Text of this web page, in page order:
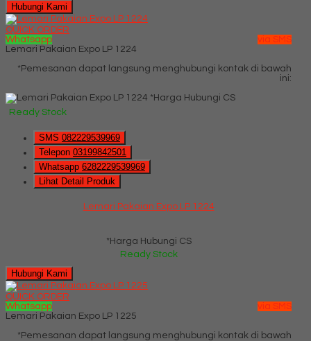
Hubungi Kami
QUICK ORDER
Whatsapp
via SMS
Lemari Pakaian Expo LP 1224
*Pemesanan dapat langsung menghubungi kontak di bawah
ini:
*Harga Hubungi CS
Ready Stock
SMS 082229539969
Telepon 03199842501
Whatsapp 6282229539969
Lihat Detail Produk
Lemari Pakaian Expo LP 1224
*Harga Hubungi CS
Ready Stock
Hubungi Kami
QUICK ORDER
Whatsapp
via SMS
Lemari Pakaian Expo LP 1225
*Pemesanan dapat langsung menghubungi kontak di bawah